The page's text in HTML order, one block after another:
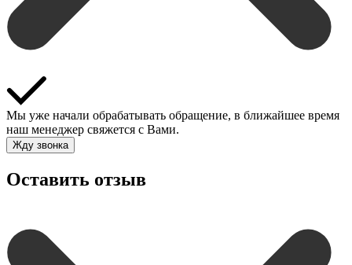
Мы уже начали обрабатывать обращение, в ближайшее время
наш менеджер свяжется с Вами.
Жду звонка
Оставить отзыв